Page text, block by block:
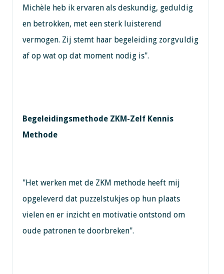
Michèle heb ik ervaren als deskundig, geduldig
en betrokken, met een sterk luisterend
vermogen. Zij stemt haar begeleiding zorgvuldig
af op wat op dat moment nodig is".
Begeleidingsmethode ZKM-Zelf Kennis
Methode
"Het werken met de ZKM methode heeft mij
opgeleverd dat puzzelstukjes op hun plaats
vielen en er inzicht en motivatie ontstond om
oude patronen te doorbreken".